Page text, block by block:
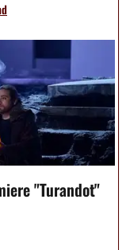
"Turandot"